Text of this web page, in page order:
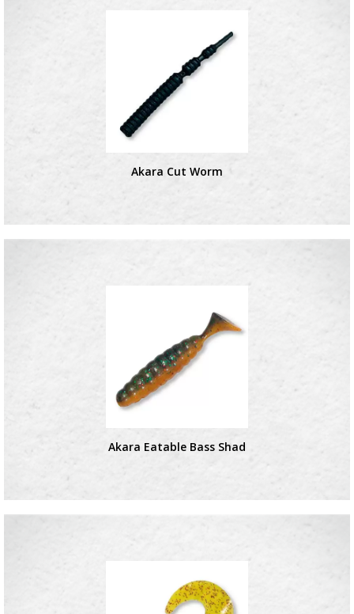
Akara Cut Worm
Akara Eatable Bass Shad